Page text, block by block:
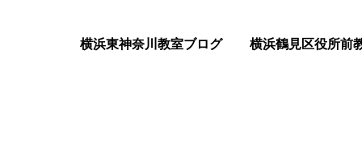
横浜東神奈川教室ブログ 横浜鶴⾒区役所前